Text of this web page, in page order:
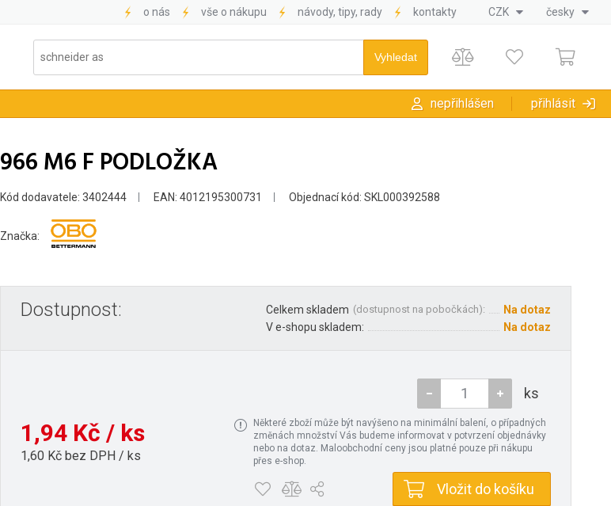
o nás vše o nákupu návody, tipy, rady kontakty CZK česky
nepřihlášen přihlásit
966 M6 F PODLOŽKA
Kód dodavatele: 3402444 EAN: 4012195300731 Objednací kód: SKL000392588
Značka:
Dostupnost: Celkem skladem (dostupnost na pobočkách):
Na dotaz
V e-shopu skladem:
Na dotaz
1,94 Kč / ks
1,60 Kč bez DPH / ks
ks
Některé zboží může být navýšeno na minimální balení, o případných
změnách množství Vás budeme informovat v potvrzení objednávky
nebo na dotaz. Maloobchodní ceny jsou platné pouze při nákupu
přes e-shop.
Vložit do košíku